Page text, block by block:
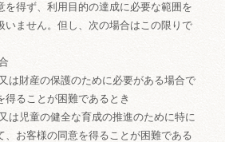
を得ず、利用目的の達成に必要な範囲を
いません。但し、次の場合はこの限りで
は財産の保護のために必要がある場合で
得ることが困難であるとき
は児童の健全な育成の推進のために特に
、お客様の同意を得ることが困難である